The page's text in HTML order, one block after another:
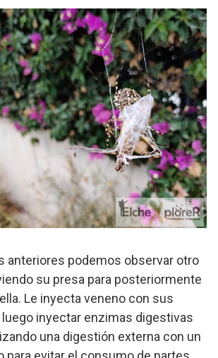
anteriores podemos observar otro
su presa para posteriormente
Le inyecta veneno con sus
inyectar enzimas digestivas
una digestión externa con un